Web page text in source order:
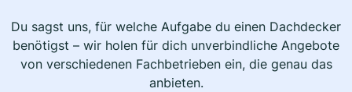
Du sagst uns, für welche Aufgabe du einen Dachdecker
benötigst – wir holen für dich unverbindliche Angebote
von verschiedenen Fachbetrieben ein, die genau das
anbieten.